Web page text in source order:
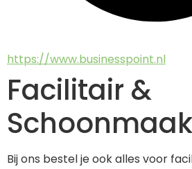
https://www.businesspoint.nl
Facilitair &
Schoonmaak
Bij ons bestel je ook alles voor